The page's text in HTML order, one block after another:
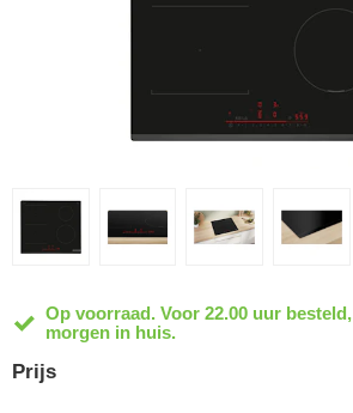
Op voorraad. Voor 22.00 uur besteld,
morgen in huis.
Prijs